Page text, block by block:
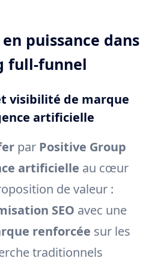
puissance dans
full-funnel
visibilité de marque
artificielle
par Positive Group
artificielle au cœur
de valeur :
SEO avec une
renforcée sur les
traditionnels